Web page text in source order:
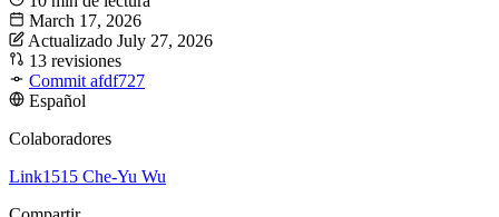
March 17, 2026
Actualizado July 27, 2026
13 revisiones
Commit afdf727
Español
Colaboradores
Link1515 Che-Yu Wu